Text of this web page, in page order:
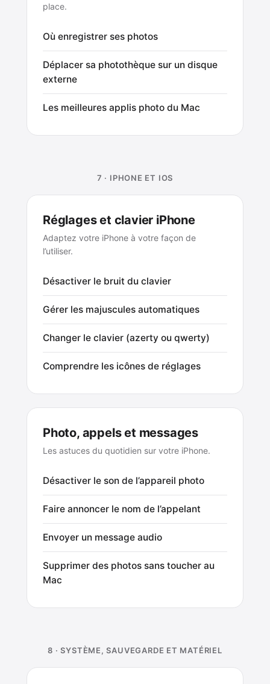
place.
Où enregistrer ses photos
Déplacer sa photothèque sur un disque
externe
Les meilleures applis photo du Mac
7 · IPHONE ET IOS
Réglages et clavier iPhone
Adaptez votre iPhone à votre façon de
l’utiliser.
Désactiver le bruit du clavier
Gérer les majuscules automatiques
Changer le clavier (azerty ou qwerty)
Comprendre les icônes de réglages
Photo, appels et messages
Les astuces du quotidien sur votre iPhone.
Désactiver le son de l’appareil photo
Faire annoncer le nom de l’appelant
Envoyer un message audio
Supprimer des photos sans toucher au
Mac
8 · SYSTÈME, SAUVEGARDE ET MATÉRIEL